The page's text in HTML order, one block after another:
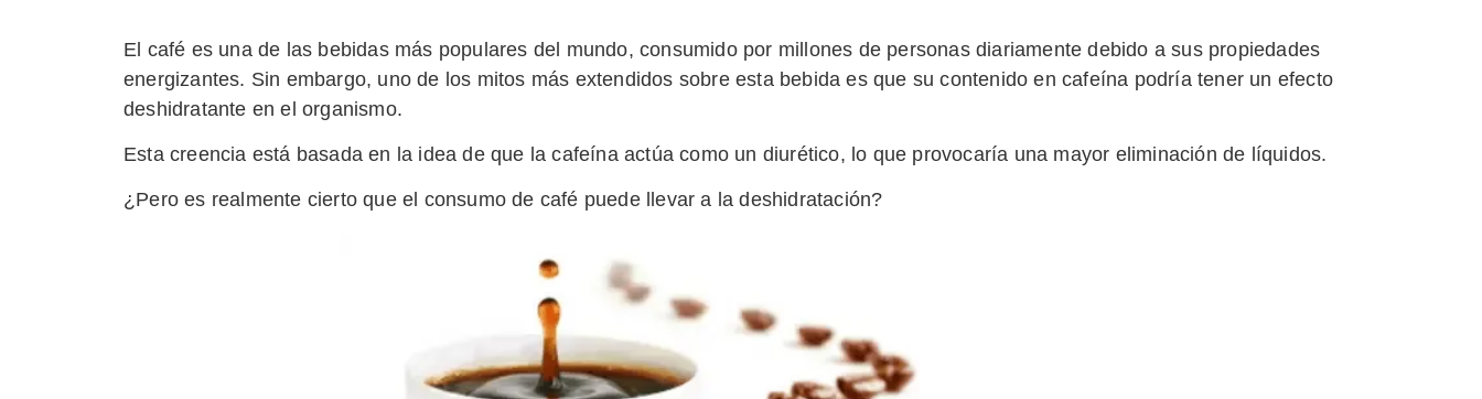
El café es una de las bebidas más populares del mundo, consumido por millones de personas diariamente debido a sus propiedades
energizantes. Sin embargo, uno de los mitos más extendidos sobre esta bebida es que su contenido en cafeína podría tener un efecto
deshidratante en el organismo.
Esta creencia está basada en la idea de que la cafeína actúa como un diurético, lo que provocaría una mayor eliminación de líquidos.
¿Pero es realmente cierto que el consumo de café puede llevar a la deshidratación?